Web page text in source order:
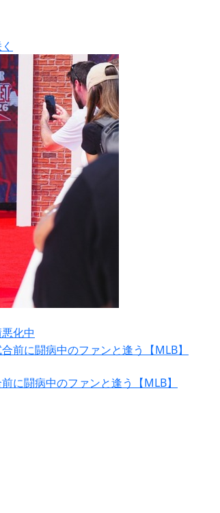
化中
に闘病中のファンと逢う【MLB】